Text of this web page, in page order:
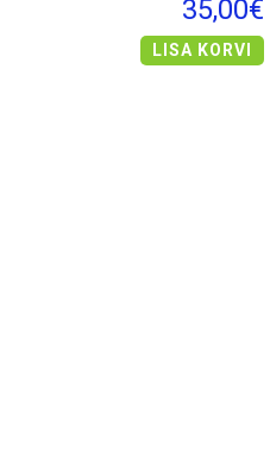
35,00€
LISA KORVI